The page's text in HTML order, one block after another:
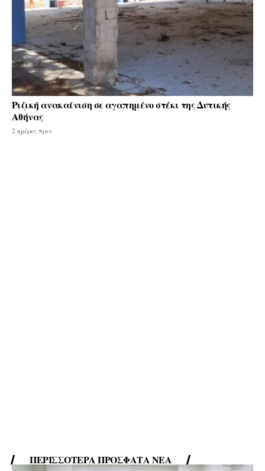
Ριζική ανακαίνιση σε αγαπημένο στέκι της Δυτικής
Αθήνας
2 ημέρες πριν
ΠΕΡΙΣΣΌΤΕΡΑ ΠΡΌΣΦΑΤΑ ΝΈΑ